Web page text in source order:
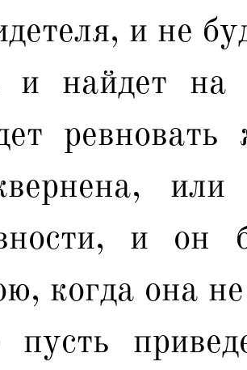
и не
и найдет на
и он
когда она
пусть